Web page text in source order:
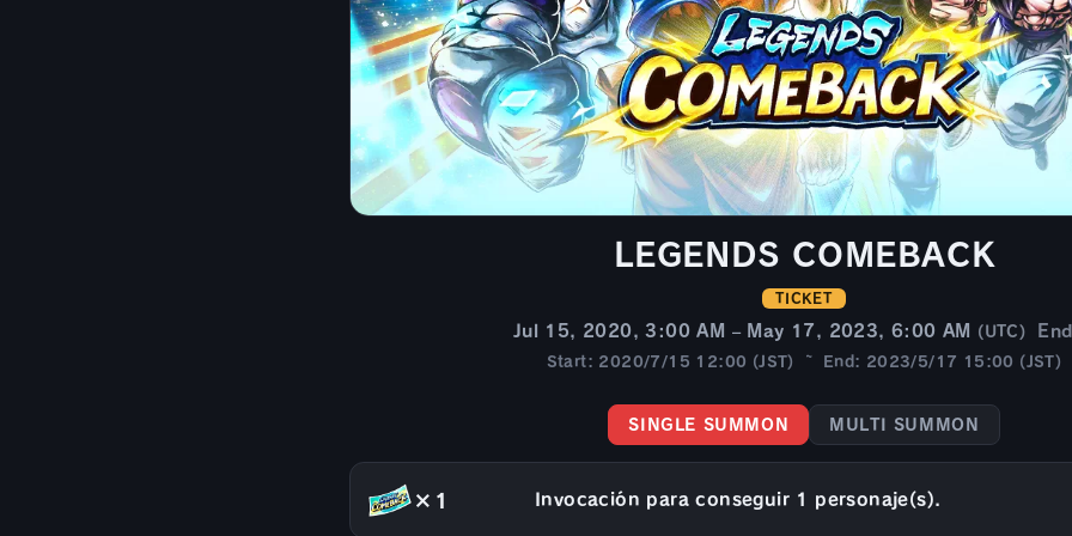
LEGENDS COMEBACK
TICKET
Jul 15, 2020, 3:00 AM – May 17, 2023, 6:00 AM (UTC)
Start: 2020/7/15 12:00 (JST) ~ End: 2023/5/17 15:00 (JST)
SINGLE SUMMON MULTI SUMMON
×1 Invocación para conseguir 1 personaje(s).